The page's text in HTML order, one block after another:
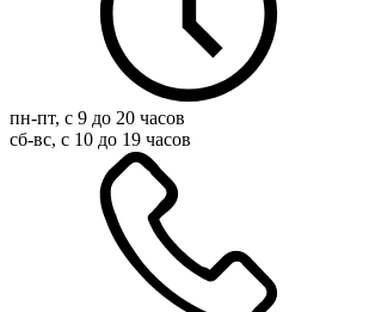
пн-пт, с 9 до 20 часов
сб-вс, с 10 до 19 часов